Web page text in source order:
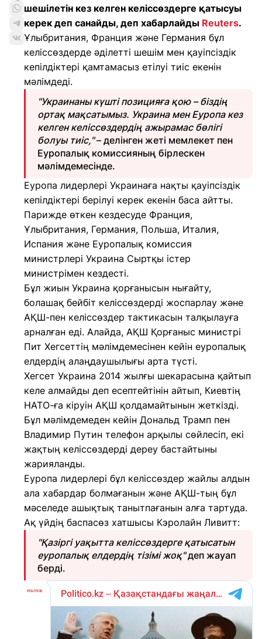
шешілетін кез келген келіссөздерге қатысуы
керек деп санайды, деп хабарлайды Reuters.
Ұлыбритания, Франция және Германия бұл
келіссөздерде әділетті шешім мен қауіпсіздік
кепілдіктері қамтамасыз етілуі тиіс екенін
мәлімдеді.
"Украинаны күшті позицияға қою – біздің
ортақ мақсатымыз. Украина мен Еуропа кез
келген келіссөздердің ажырамас бөлігі
болуы тиіс,"– делінген жеті мемлекет пен
Еуропалық комиссияның бірлескен
мәлімдемесінде.
Еуропа лидерлері Украинаға нақты қауіпсіздік
кепілдіктері берілуі керек екенін баса айтты.
Парижде өткен кездесуде Франция,
Ұлыбритания, Германия, Польша, Италия,
Испания және Еуропалық комиссия
министрлері Украина Сыртқы істер
министрімен кездесті.
Бұл жиын Украина қорғанысын нығайту,
болашақ бейбіт келіссөздерді жоспарлау және
АҚШ-пен келіссөздер тактикасын талқылауға
арналған еді. Алайда, АҚШ Қорғаныс министрі
Пит Хегсеттің мәлімдемесінен кейін еуропалық
елдердің алаңдаушылығы арта түсті.
Хегсет Украина 2014 жылғы шекарасына қайтып
келе алмайды деп есептейтінін айтып, Киевтің
НАТО-ға кіруін АҚШ қолдамайтынын жеткізді.
Бұл мәлімдемеден кейін Дональд Трамп пен
Владимир Путин телефон арқылы сөйлесіп, екі
жақтың келіссөздерді дереу бастайтыны
жарияланды.
Еуропа лидерлері бұл келіссөздер жайлы алдын
ала хабардар болмағанын және АҚШ-тың бұл
мәселеде ашықтық танытпағанын алға тартуда.
Ақ үйдің баспасөз хатшысы Кэролайн Ливитт:
"Қазіргі уақытта келіссөздерге қатысатын
еуропалық елдердің тізімі жоқ"деп жауап
берді.